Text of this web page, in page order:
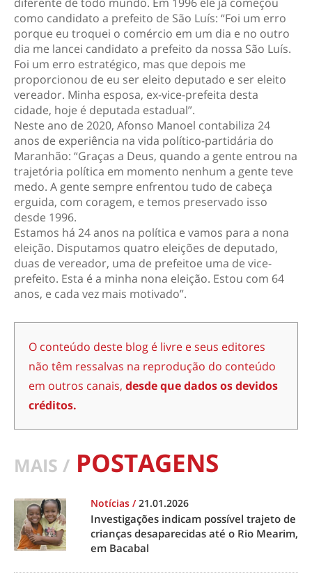
como candidato a prefeito de São Luís: “Foi um erro
porque eu troquei o comércio em um dia e no outro
dia me lancei candidato a prefeito da nossa São Luís.
Foi um erro estratégico, mas que depois me
proporcionou de eu ser eleito deputado e ser eleito
vereador. Minha esposa, ex-vice-prefeita desta
cidade, hoje é deputada estadual”.
Neste ano de 2020, Afonso Manoel contabiliza 24
anos de experiência na vida político-partidária do
Maranhão: “Graças a Deus, quando a gente entrou na
trajetória política em momento nenhum a gente teve
medo. A gente sempre enfrentou tudo de cabeça
erguida, com coragem, e temos preservado isso
desde 1996.
Estamos há 24 anos na política e vamos para a nona
eleição. Disputamos quatro eleições de deputado,
duas de vereador, uma de prefeitoe uma de vice-
prefeito. Esta é a minha nona eleição. Estou com 64
anos, e cada vez mais motivado”.
O conteúdo deste blog é livre e seus editores
não têm ressalvas na reprodução do conteúdo
em outros canais, desde que dados os devidos
créditos.
MAIS / POSTAGENS
Notícias /21.01.2026
Investigações indicam possível trajeto de
crianças desaparecidas até o Rio Mearim,
em Bacabal